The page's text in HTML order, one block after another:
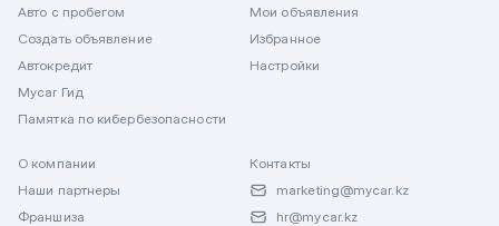
Авто с пробегом
Создать объявление
Автокредит
Mycar Гид
Памятка по кибербезопасности
Мои объявления
Избранное
Настройки
О компании
Наши партнеры
Франшиза
Контакты
marketing@mycar.kz
hr@mycar.kz